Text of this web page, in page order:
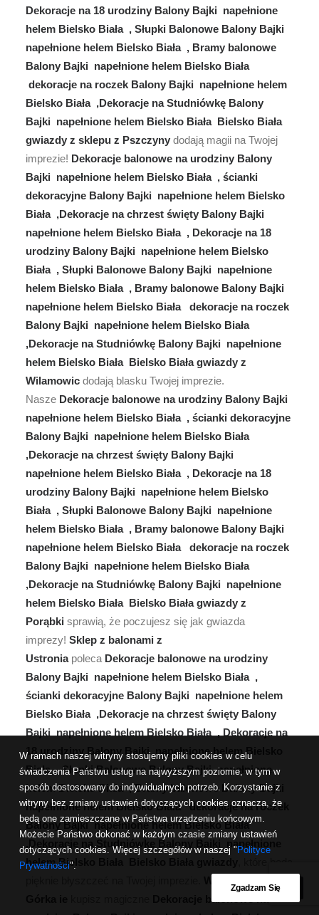
Dekoracje na 18 urodziny Balony Bajki napełnione
helem Bielsko Biała , Słupki Balonowe Balony Bajki
napełnione helem Bielsko Biała , Bramy balonowe
Balony Bajki napełnione helem Bielsko Biała
dekoracje na roczek Balony Bajki napełnione helem
Bielsko Biała ,Dekoracje na Studniówkę Balony
Bajki napełnione helem Bielsko Biała Bielsko Biała
gwiazdy z sklepu z Pszczyny dodają magii na Twojej
imprezie! Dekoracje balonowe na urodziny Balony
Bajki napełnione helem Bielsko Biała , ścianki
dekoracyjne Balony Bajki napełnione helem Bielsko
Biała ,Dekoracje na chrzest święty Balony Bajki
napełnione helem Bielsko Biała , Dekoracje na 18
urodziny Balony Bajki napełnione helem Bielsko
Biała , Słupki Balonowe Balony Bajki napełnione
helem Bielsko Biała , Bramy balonowe Balony Bajki
napełnione helem Bielsko Biała dekoracje na roczek
Balony Bajki napełnione helem Bielsko Biała
,Dekoracje na Studniówkę Balony Bajki napełnione
helem Bielsko Biała Bielsko Biała gwiazdy z
Wilamowic dodają blasku Twojej imprezie.
Nasze Dekoracje balonowe na urodziny Balony Bajki
napełnione helem Bielsko Biała , ścianki dekoracyjne
Balony Bajki napełnione helem Bielsko Biała
,Dekoracje na chrzest święty Balony Bajki
napełnione helem Bielsko Biała , Dekoracje na 18
urodziny Balony Bajki napełnione helem Bielsko
Biała , Słupki Balonowe Balony Bajki napełnione
helem Bielsko Biała , Bramy balonowe Balony Bajki
napełnione helem Bielsko Biała dekoracje na roczek
Balony Bajki napełnione helem Bielsko Biała
,Dekoracje na Studniówkę Balony Bajki napełnione
helem Bielsko Biała Bielsko Biała gwiazdy z
Porąbki sprawią, że poczujesz się jak gwiazda
imprezy! Sklep z balonami z
Ustronia poleca Dekoracje balonowe na urodziny
Balony Bajki napełnione helem Bielsko Biała ,
ścianki dekoracyjne Balony Bajki napełnione helem
Bielsko Biała ,Dekoracje na chrzest święty Balony
Bajki napełnione helem Bielsko Biała , Dekoracje na
18 urodziny Balony Bajki napełnione helem Bielsko
Biała , Słupki Balonowe Balony Bajki napełnione
helem Bielsko Biała , Bramy balonowe Balony Bajki
napełnione helem Bielsko Biała dekoracje na roczek
Balony Bajki napełnione helem Bielsko Biała
,Dekoracje na Studniówkę Balony Bajki napełnione
helem Bielsko Biała Bielsko Biała gwiazdy
Dekoracje balonowe na
W ramach naszej witryny stosujemy pliki cookies w celu
świadczenia Państwu usług na najwyższym poziomie, w tym w
sposób dostosowany do indywidualnych potrzeb. Korzystanie z
witryny bez zmiany ustawień dotyczących cookies oznacza, że
będą one zamieszczane w Państwa urządzeniu końcowym.
Możecie Państwo dokonać w każdym czasie zmiany ustawień
dotyczących cookies. Więcej szczegółów w naszej " Polityce
Prywatności".
Zgadzam Się